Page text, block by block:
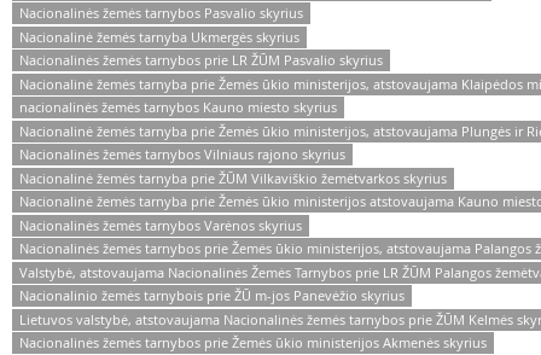
Nacionalinės žemės tarnybos Pasvalio skyrius
Nacionalinė žemės tarnyba Ukmergės skyrius
Nacionalinės žemės tarnybos prie LR ŽŪM Pasvalio skyrius
Nacionalinė žemės tarnyba prie Žemės ūkio ministerijos, atstovaujama Klaipėdos
nacionalinės žemės tarnybos Kauno miesto skyrius
Nacionalinė žemės tarnyba prie Žemės ūkio ministerijos, atstovaujama Plungės ir
Nacionalinės žemės tarnybos Vilniaus rajono skyrius
Nacionalinė žemės tarnyba prie ŽŪM Vilkaviškio žemėtvarkos skyrius
Nacionalinė žemės tarnyba prie Žemės ūkio ministerijos atstovaujama Kauno
Nacionalinės žemės tarnybos Varėnos skyrius
Nacionalinės žemės tarnybos prie Žemės ūkio ministerijos, atstovaujama Palangos
Valstybė, atstovaujama Nacionalinės Žemės Tarnybos prie LR ŽŪM Palangos
Nacionalinio žemės tarnybois prie ŽŪ m-jos Panevėžio skyrius
Lietuvos valstybė, atstovaujama Nacionalinės žemės tarnybos prie ŽŪM Kelmės
Nacionalinės žemės tarnybos prie Žemės ūkio ministerijos Akmenės skyrius